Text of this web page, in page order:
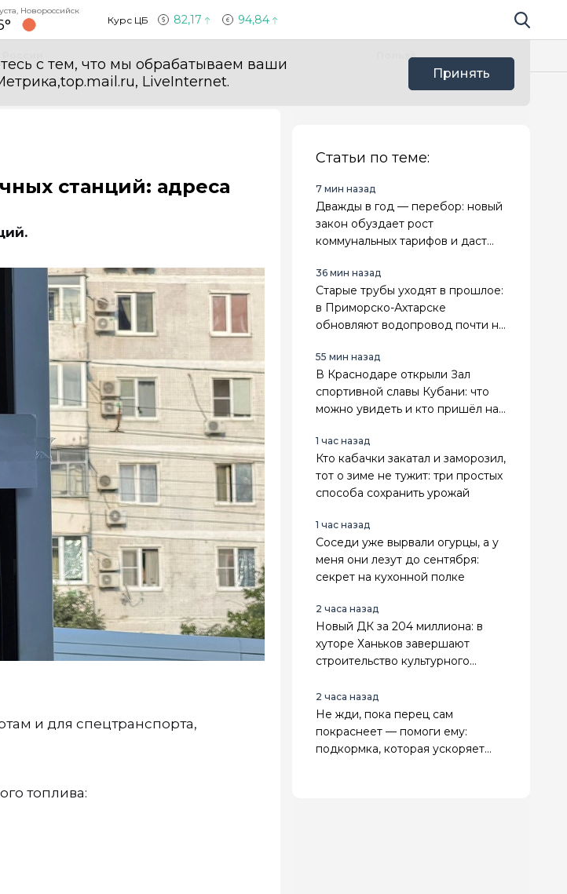
Новороссийск
Курс ЦБ 82,17 94,84 Поиск по
с тем, что мы обрабатываем ваши
LiveInternet.
Принять
Польза
станций: адреса
и для спецтранспорта,
топлива:
Статьи по теме:
7 мин назад
Дважды в год — перебор: новый
закон обуздает рост
коммунальных тарифов и даст
36 мин назад
Старые трубы уходят в прошлое:
в Приморско-Ахтарске
обновляют водопровод почти на
55 мин назад
В Краснодаре открыли Зал
спортивной славы Кубани: что
можно увидеть и кто пришёл на
1 час назад
Кто кабачки закатал и заморозил,
тот о зиме не тужит: три простых
способа сохранить урожай
1 час назад
Соседи уже вырвали огурцы, а у
меня они лезут до сентября:
секрет на кухонной полке
2 часа назад
Новый ДК за 204 миллиона: в
хуторе Ханьков завершают
строительство культурного
2 часа назад
Не жди, пока перец сам
покраснеет — помоги ему:
подкормка, которая ускоряет